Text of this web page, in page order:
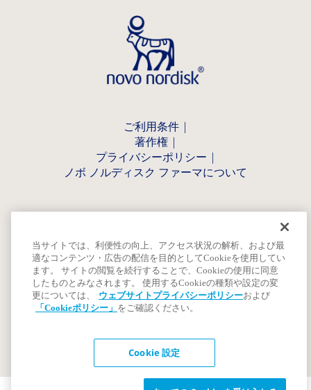
ご利用条件
著作権
プライバシーポリシー
ノボ ノルディスク ファーマについて
当サイトでは、利便性の向上、アクセス状況の解析、および最
適なコンテンツ・広告の配信を目的としてCookieを使用してい
ます。 サイトの閲覧を続行することで、Cookieの使用に同意
したものとみなされます。 使用するCookieの種類や設定の変
更については、
ウェブサイトプライバシーポリシーおよび
「Cookieポリシー」 をご確認ください。
Cookie 設定